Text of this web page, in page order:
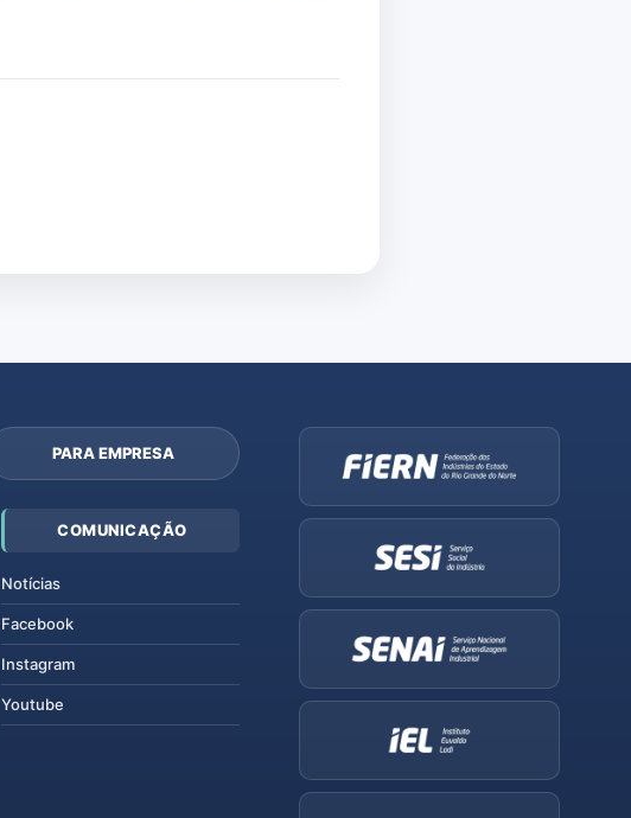
PARA EMPRESA
COMUNICAÇÃO
Notícias
Facebook
Instagram
Youtube